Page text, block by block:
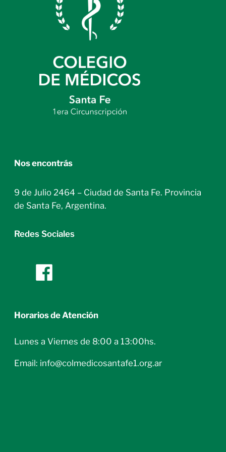
Nos encontrás
9 de Julio 2464 – Ciudad de Santa Fe. Provincia
de Santa Fe, Argentina.
Redes Sociales
Horarios de Atención
Lunes a Viernes de 8:00 a 13:00hs.
Email: info@colmedicosantafe1.org.ar